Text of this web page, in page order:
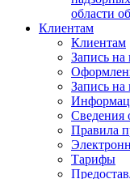
области
Клиентам
Клиентам
Запись
Запись на
Сведения
Правила
Тарифы